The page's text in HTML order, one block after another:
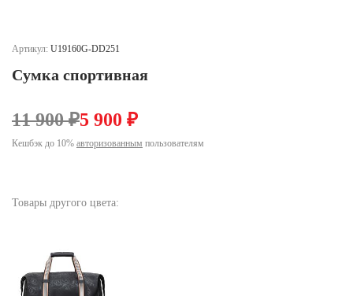
Артикул: U19160G-DD251
Сумка спортивная
11 900 ₽5 900 ₽
Кешбэк до 10% авторизованным пользователям
Товары другого цвета: